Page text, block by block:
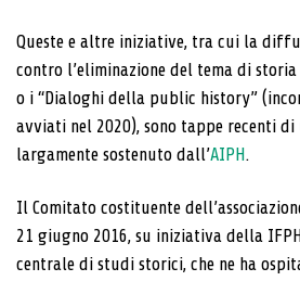
Queste e altre iniziative, tra cui la
contro l’eliminazione del tema di
o i “Dialoghi della public history”
avviati nel 2020), sono tappe recenti
largamente sostenuto dall’AIPH.
Il Comitato costituente
21 giugno 2016, su iniziativa della
centrale di studi storici, che ne ha